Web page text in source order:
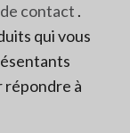
contact .
qui vous
répondre à